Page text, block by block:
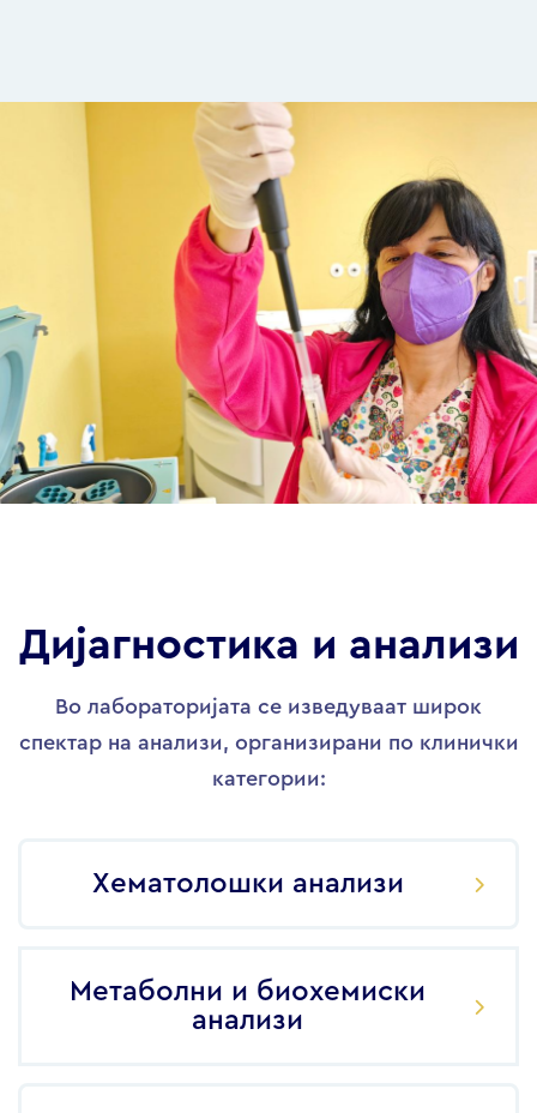
Дијагностика и анализи
Во лабораторијата се изведуваат широк
спектар на анализи, организирани по клинички
категории:
Хематолошки анализи
Метаболни и биохемиски
анализи